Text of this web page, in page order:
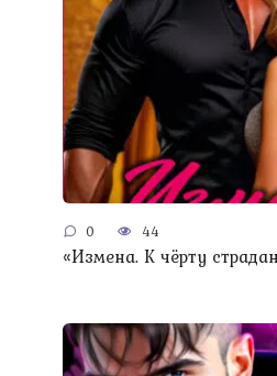
0 44
«Измена. К чёрту